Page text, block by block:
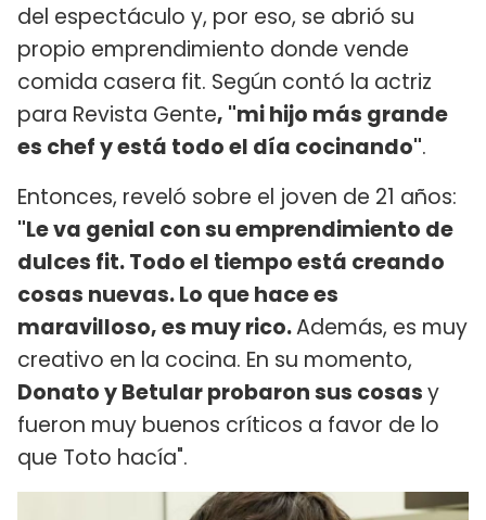
del espectáculo y, por eso, se abrió su
propio emprendimiento donde vende
comida casera fit. Según contó la actriz
para Revista Gente, "mi hijo más grande
es chef y está todo el día cocinando".
Entonces, reveló sobre el joven de 21 años:
"Le va genial con su emprendimiento de
dulces fit. Todo el tiempo está creando
cosas nuevas. Lo que hace es
maravilloso, es muy rico.Además, es muy
creativo en la cocina. En su momento,
Donato y Betular probaron sus cosasy
fueron muy buenos críticos a favor de lo
que Toto hacía".